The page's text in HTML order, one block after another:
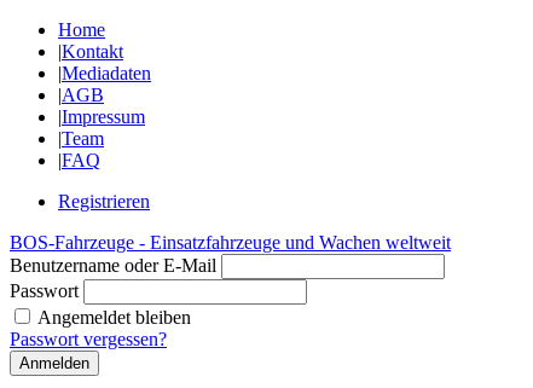
Home
|Kontakt
|Mediadaten
|AGB
|Impressum
|Team
|FAQ
Registrieren
BOS-Fahrzeuge - Einsatzfahrzeuge und Wachen weltweit
Benutzername oder E-Mail
Passwort
Angemeldet bleiben
Passwort vergessen?